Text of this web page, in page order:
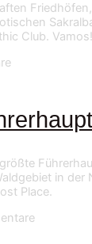
Club. Vamos!
in der
Place.